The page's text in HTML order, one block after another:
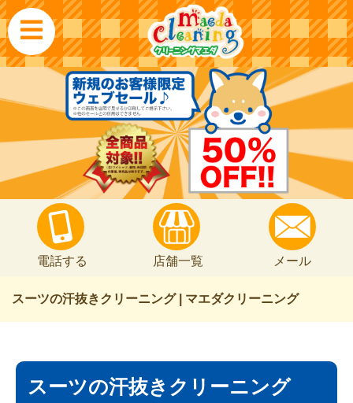
電話する 店舗一覧 メール
スーツの汗抜きクリーニング | マエダクリーニング
スーツの汗抜きクリーニング